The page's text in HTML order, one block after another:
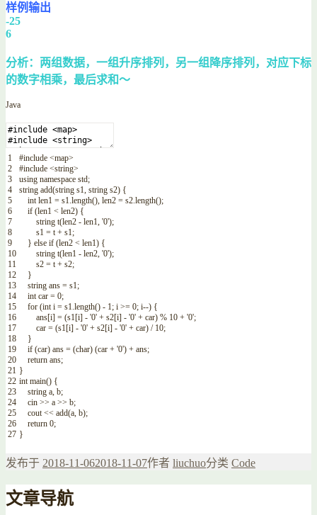
样例输出
-25
6
分析：两组数据，一组升序排列，另一组降序排列，对应下标
的数字相乘，最后求和～
Java
1
2
3
4
5
6
7
8
9
10
11
12
13
14
15
16
17
18
19
20
21
22
23
24
25
26
27
#include <map>
#include <string>
using namespace std;
string add(string s1, string s2) {
int len1 = s1.length(), len2 = s2.length();
if (len1 < len2) {
string t(len2 - len1, '0');
s1 = t + s1;
} else if (len2 < len1) {
string t(len1 - len2, '0');
s2 = t + s2;
}
string ans = s1;
int car = 0;
for (int i = s1.length() - 1; i >= 0; i--) {
ans[i] = (s1[i] - '0' + s2[i] - '0' + car) % 10 + '0';
car = (s1[i] - '0' + s2[i] - '0' + car) / 10;
}
if (car) ans = (char) (car + '0') + ans;
return ans;
}
int main() {
string a, b;
cin >> a >> b;
cout << add(a, b);
return 0;
}
发布于 2018-11-062018-11-07作者 liuchuo分类 Code
文章导航